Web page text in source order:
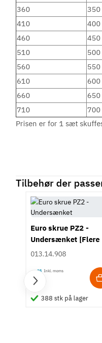
360
350
410
400
460
450
510
500
560
550
610
600
660
650
710
700
Prisen er for 1 sæt
Tilbehør der
Euro skrue PZ2 -
Undersænket [Flere
længder]
013.14.908
1 05 Inkl. moms
388 stk på lager